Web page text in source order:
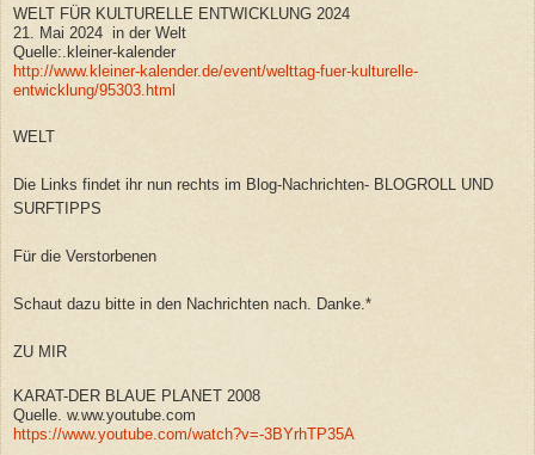
WELT FÜR KULTURELLE ENTWICKLUNG 2024
21. Mai 2024 in der Welt
Quelle:.kleiner-kalender
http://www.kleiner-kalender.de/event/welttag-fuer-kulturelle-
entwicklung/95303.html
WELT
Die Links findet ihr nun rechts im Blog-Nachrichten- BLOGROLL UND
SURFTIPPS
Für die Verstorbenen
Schaut dazu bitte in den Nachrichten nach. Danke.*
ZU MIR
KARAT-DER BLAUE PLANET 2008
Quelle. w.ww.youtube.com
https://www.youtube.com/watch?v=-3BYrhTP35A